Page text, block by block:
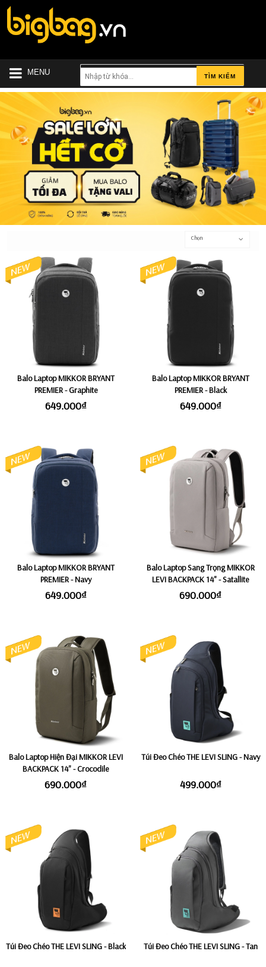
MENU TÌM KIẾM
Chọn
Balo Laptop MIKKOR BRYANT
PREMIER - Graphite
649.000₫
Balo Laptop MIKKOR BRYANT
PREMIER - Black
649.000₫
Balo Laptop MIKKOR BRYANT
PREMIER - Navy
649.000₫
Balo Laptop Sang Trọng MIKKOR
LEVI BACKPACK 14" - Satallite
690.000₫
Balo Laptop Hiện Đại MIKKOR LEVI
BACKPACK 14" - Crocodile
690.000₫
Túi Đeo Chéo THE LEVI SLING - Navy
499.000₫
Túi Đeo Chéo THE LEVI SLING - Black Túi Đeo Chéo THE LEVI SLING - Tan